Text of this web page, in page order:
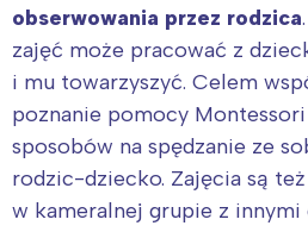
obserwowania przez rodzica
zajęć może pracować z
i mu towarzyszyć. Celem
poznanie pomocy
sposobów na spędzanie ze
rodzic-dziecko. Zajęcia są
w kameralnej grupie z innymi